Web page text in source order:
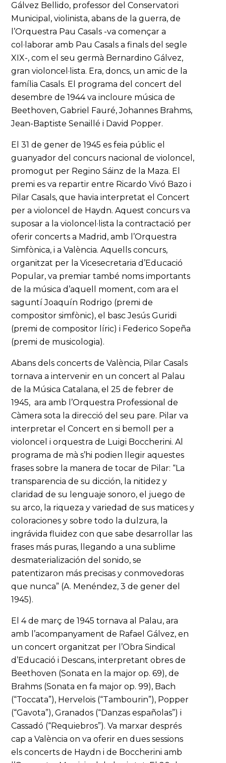
Gálvez Bellido, professor del Conservatori
Municipal, violinista, abans de la guerra, de
l’Orquestra Pau Casals -va començar a
col·laborar amb Pau Casals a finals del segle
XIX-, com el seu germà Bernardino Gálvez,
gran violoncel·lista. Era, doncs, un amic de la
família Casals. El programa del concert del
desembre de 1944 va incloure música de
Beethoven, Gabriel Fauré, Johannes Brahms,
Jean-Baptiste Senaillé i David Popper.
El 31 de gener de 1945 es feia públic el
guanyador del concurs nacional de violoncel,
promogut per Regino Sáinz de la Maza. El
premi es va repartir entre Ricardo Vivó Bazo i
Pilar Casals, que havia interpretat el Concert
per a violoncel de Haydn. Aquest concurs va
suposar a la violoncel·lista la contractació per
oferir concerts a Madrid, amb l’Orquestra
Simfònica, i a València. Aquells concurs,
organitzat per la Vicesecretaria d’Educació
Popular, va premiar també noms importants
de la música d’aquell moment, com ara el
saguntí Joaquín Rodrigo (premi de
compositor simfònic), el basc Jesús Guridi
(premi de compositor líric) i Federico Sopeña
(premi de musicologia).
Abans dels concerts de València, Pilar Casals
tornava a intervenir en un concert al Palau
de la Música Catalana, el 25 de febrer de
1945, ara amb l’Orquestra Professional de
Càmera sota la direcció del seu pare. Pilar va
interpretar el Concert en si bemoll per a
violoncel i orquestra de Luigi Boccherini. Al
programa de mà s’hi podien llegir aquestes
frases sobre la manera de tocar de Pilar: “La
transparencia de su dicción, la nitidez y
claridad de su lenguaje sonoro, el juego de
su arco, la riqueza y variedad de sus matices y
coloraciones y sobre todo la dulzura, la
ingrávida fluidez con que sabe desarrollar las
frases más puras, llegando a una sublime
desmaterialización del sonido, se
patentizaron más precisas y conmovedoras
que nunca” (A. Menéndez, 3 de gener del
1945).
El 4 de març de 1945 tornava al Palau, ara
amb l’acompanyament de Rafael Gálvez, en
un concert organitzat per l’Obra Sindical
d’Educació i Descans, interpretant obres de
Beethoven (Sonata en la major op. 69), de
Brahms (Sonata en fa major op. 99), Bach
(“Toccata”), Hervelois (“Tambourin”), Popper
(“Gavota”), Granados (“Danzas españolas”) i
Cassadó (“Requiebros”). Va marxar després
cap a València on va oferir en dues sessions
els concerts de Haydn i de Boccherini amb